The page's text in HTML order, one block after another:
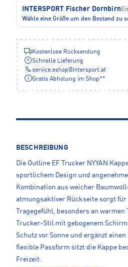
INTERSPORT Fischer Dornbirn
Wähle eine Größe um den Bestand zu
Kostenlose Rücksendung
Schnelle Lieferung
service.eshop@intersport.at
Gratis Abholung im Shop**
BESCHREIBUNG
Die Outline EF Trucker NYYAN
sportlichem Design und
Kombination aus weicher
atmungsaktiver Rückseite sorgt für
Tragegefühl, besonders an
Trucker-Stil mit gebogenem
Schutz vor Sonne und ergänzt
flexible Passform sitzt die Kappe
Freizeit.